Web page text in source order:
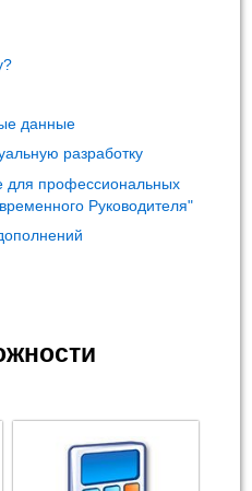
данные
разработку
для профессиональных
Руководителя"